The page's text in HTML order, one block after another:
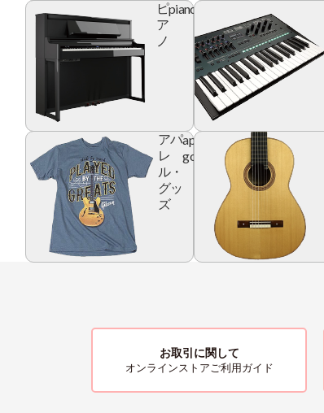
ピ
ア
ノ
piano
アパ
レ
ル・
グッ
ズ
apparel
goods
お取引に関して
オンラインストアご利用ガイド